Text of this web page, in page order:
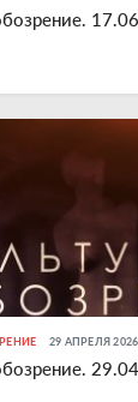
29 АПРЕЛЯ 2026